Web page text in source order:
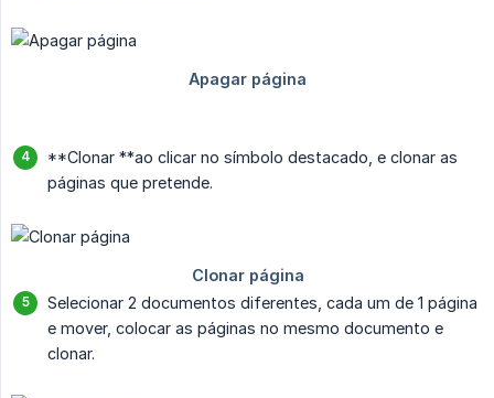
**Clonar **ao clicar no símbolo destacado, e clonar as
páginas que pretende.
Selecionar 2 documentos diferentes, cada um de 1 página
e mover, colocar as páginas no mesmo documento e
clonar.